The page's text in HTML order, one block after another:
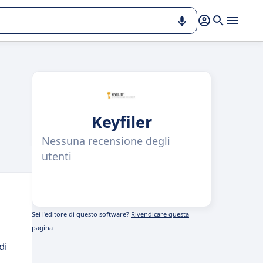
Keyfiler
Nessuna recensione degli
utenti
Sei l'editore di questo software? Rivendicare questa
pagina